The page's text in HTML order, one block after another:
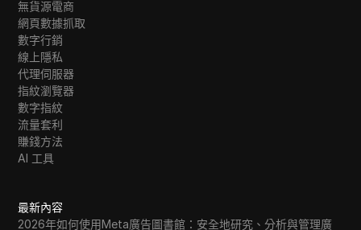
無貨源電商
網頁數據抓取
數字行銷
線上隱私
代理伺服器
指紋瀏覽器
數字指紋
流量套利
賺錢方法
AI 工具
最新內容
2026年如何使用Meta廣告圖書館：安全地研究、分析與管理廣